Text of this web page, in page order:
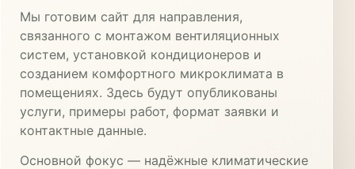
Мы готовим сайт для направления,
связанного с монтажом вентиляционных
систем, установкой кондиционеров и
созданием комфортного микроклимата в
помещениях. Здесь будут опубликованы
услуги, примеры работ, формат заявки и
контактные данные.
Основной фокус — надёжные климатические